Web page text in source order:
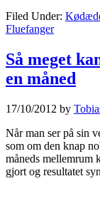
Filed Under:
Fluefanger
Så meget
en måned
17/10/2012 by
Når man ser på sin
som om den knap
måneds mellemrum
gjort og resultatet